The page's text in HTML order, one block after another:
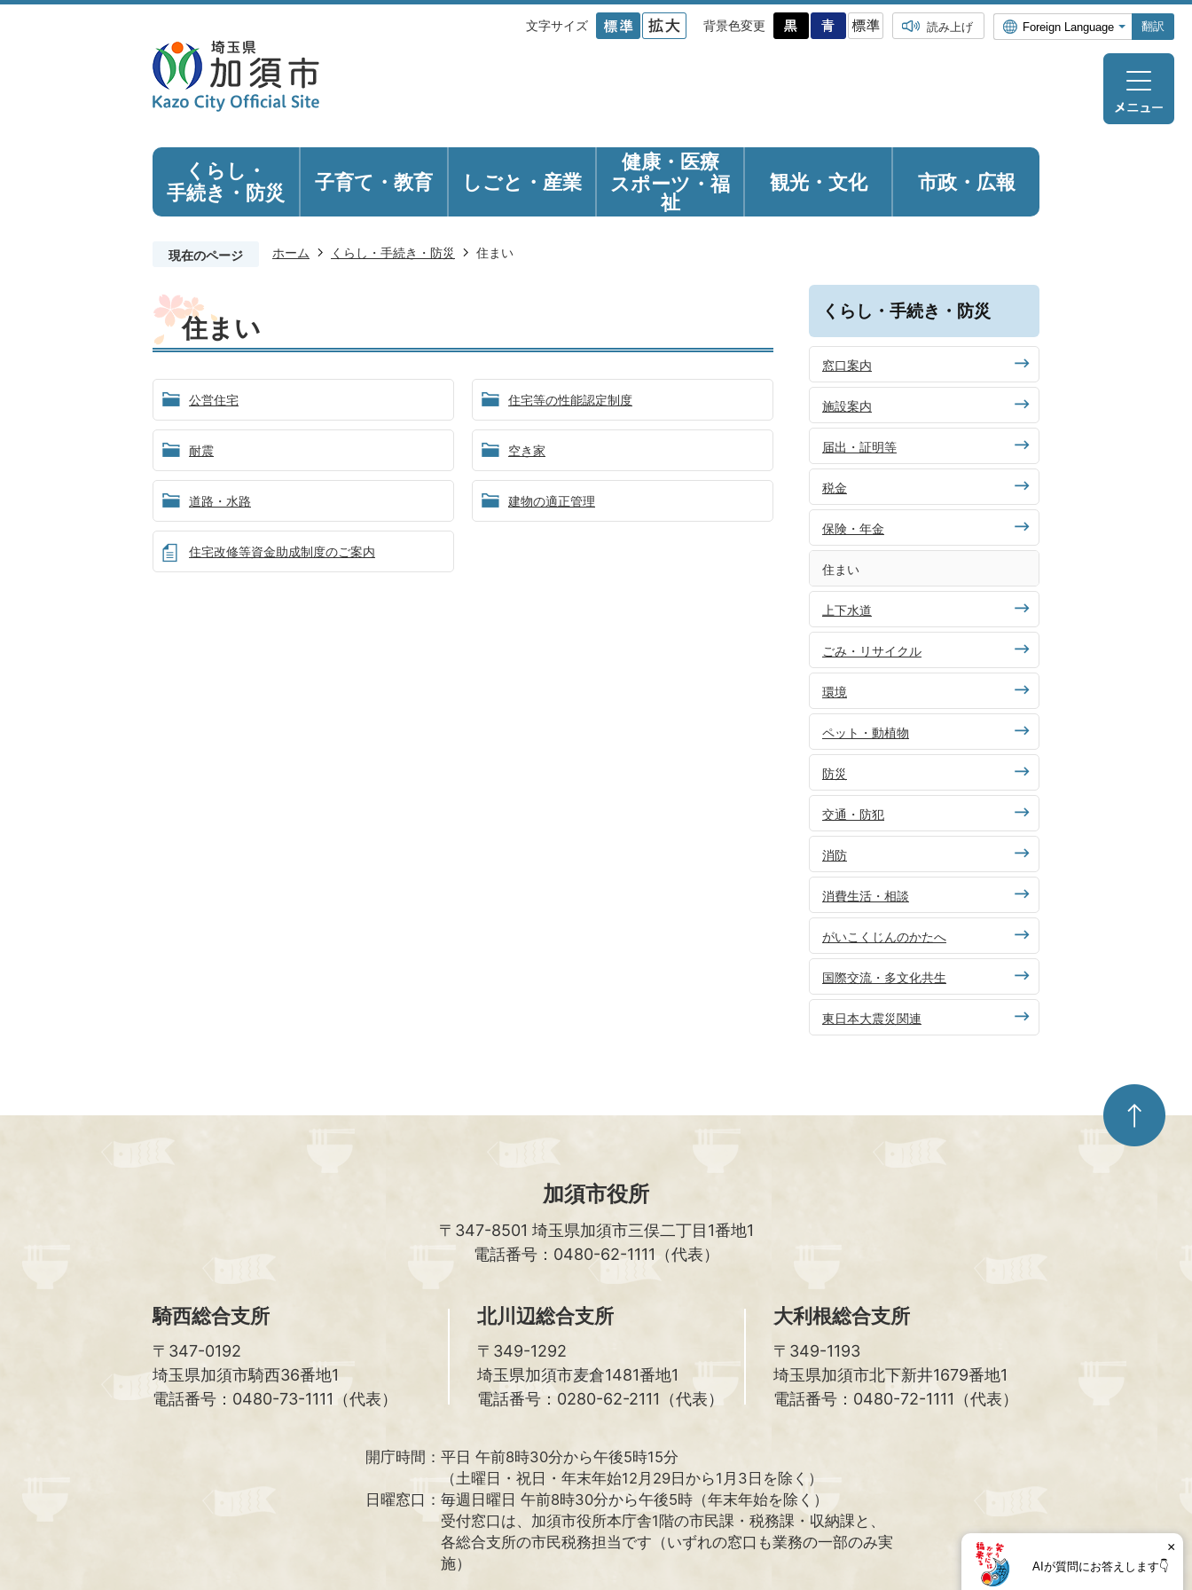
文字サイズ 背景色変更 読み上げ 翻訳
くらし・
手続き ・防災 子育て・教育 しごと・産業
健康・医療
スポーツ・福
祉
観光・ 文化 市政・広報
現在のページ ホーム くらし・手続き・防災 住まい
住まい
公営住宅 住宅等の性能認定制度
耐震 空き家
道路・水路 建物の適正管理
住宅改修等資金助成制度のご案内
くらし・手続き・防災
窓口案内
施設案内
届出・証明等
税金
保険・年金
住まい
上下水道
ごみ・リサイクル
環境
ペット・動植物
防災
交通・防犯
消防
消費生活・相談
がいこくじんのかたへ
国際交流・多文化共生
東日本大震災関連
ペ
ー
ジ
加須市役所
〒347-8501 埼玉県加須市三俣二丁目1番地1
電話番号：0480-62-1111（代表）
騎西総合支所
〒347-0192
埼玉県加須市騎西36番地1
電話番号：0480-73-1111（代表）
北川辺総合支所
〒349-1292
埼玉県加須市麦倉1481番地1
電話番号：0280-62-2111（代表）
大利根総合支所
〒349-1193
埼玉県加須市北下新井1679番地1
電話番号：0480-72-1111（代表）
開庁時間： 平日 午前8時30分から午後5時15分
（土曜日・祝日・年末年始12月29日から1月3日を除く）
日曜窓口： 毎週日曜日 午前8時30分から午後5時（年末年始を除く）
受付窓口は、加須市役所本庁舎1階の市民課・税務課・収納課と、
各総合支所の市民税務担当です（いずれの窓口も業務の一部のみ実
施）
AIが質問にお答えします👇
×